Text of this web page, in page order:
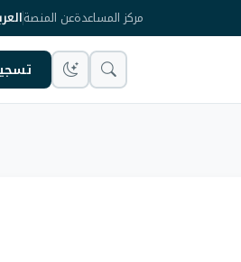
مركز المساعدةعن المنصة